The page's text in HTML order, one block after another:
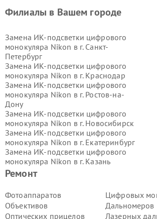
Ремонт
Фотоаппаратов
Объективов
Оптических прицелов
Цифровых
Дальномеров
Лазерных
Филиалы в Вашем городе
Замена ИК-подсветки цифрового
монокуляра Nikon в г. Санкт-
Петербург
Замена ИК-подсветки цифрового
монокуляра Nikon в г. Краснодар
Замена ИК-подсветки цифрового
монокуляра Nikon в г. Ростов-на-
Дону
Замена ИК-подсветки цифрового
монокуляра Nikon в г. Новосибирск
Замена ИК-подсветки цифрового
монокуляра Nikon в г. Екатеринбург
Замена ИК-подсветки цифрового
монокуляра Nikon в г. Казань
Замена ИК-подсветки цифрового
Замена ИК-подсветки цифрового
монокуляра Nikon в г.
Волгоград
Замена ИК-подсветки цифрового